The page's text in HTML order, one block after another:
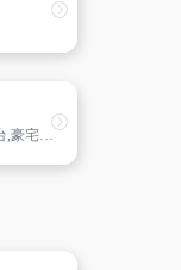
豪宅网提供高档公寓及别墅等豪宅交易平台,豪宅装修设计及建材资讯,豪宅生活资讯,豪宅欣赏的高端房产网站。